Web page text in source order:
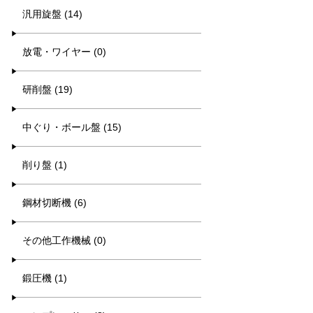
汎用旋盤 (14)
放電・ワイヤー (0)
研削盤 (19)
中ぐり・ボール盤 (15)
削り盤 (1)
鋼材切断機 (6)
その他工作機械 (0)
鍛圧機 (1)